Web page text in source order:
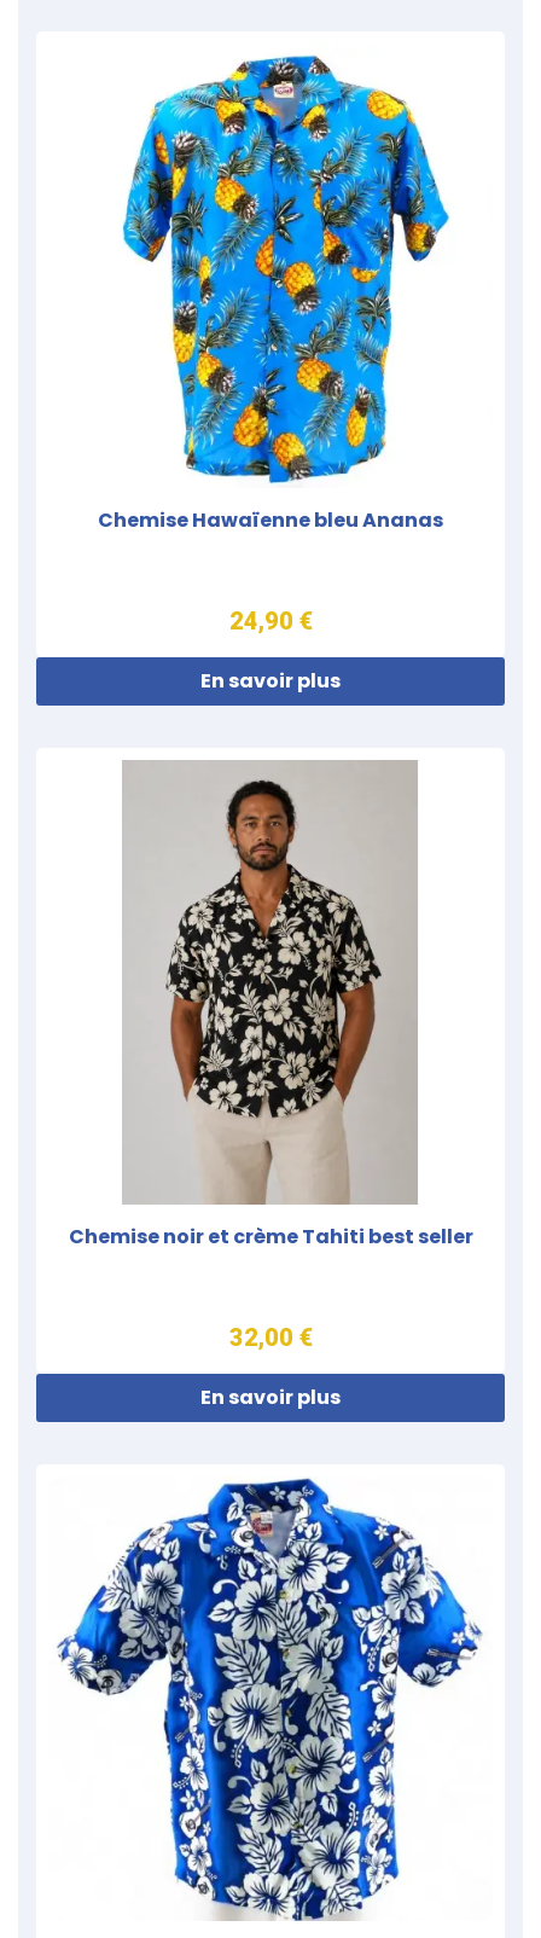
Chemise Hawaïenne bleu Ananas
24,90 €
En savoir plus
Chemise noir et crème Tahiti best seller
32,00 €
En savoir plus